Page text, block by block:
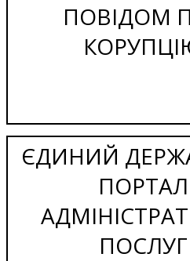
ПОВІДОМ
ЄДИНИЙ
ПОРТАЛ
ПОСЛУГ